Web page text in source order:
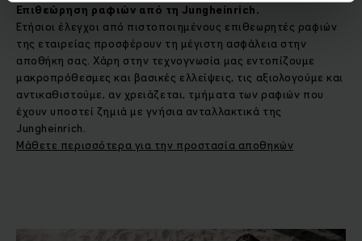
Επιθεώρηση ραφιών από τη Jungheinrich.
Ετήσιοι έλεγχοι από πιστοποιημένους επιθεωρητές ραφιών
της εταιρείας προσφέρουν τη μέγιστη ασφάλεια στην
αποθήκη σας. Χάρη στην τεχνογνωσία μας εντοπίζουμε
μακροπρόθεσμες και βασικές ελλείψεις, τις αξιολογούμε και
αντικαθιστούμε, αν χρειάζεται, τμήματα των ραφιών που
έχουν υποστεί ζημιά με γνήσια ανταλλακτικά της
Jungheinrich.
Μάθετε περισσότερα για την προστασία αποθηκών